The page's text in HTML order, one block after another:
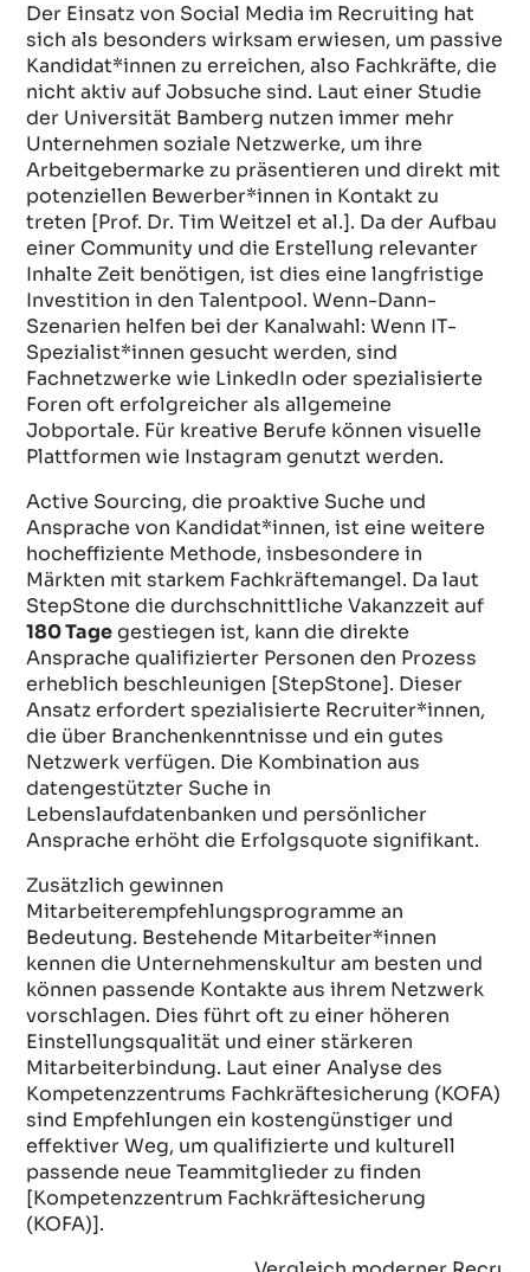
Der Einsatz von Social Media im Recruiting hat
sich als besonders wirksam erwiesen, um passive
Kandidat*innen zu erreichen, also Fachkräfte, die
nicht aktiv auf Jobsuche sind. Laut einer Studie
der Universität Bamberg nutzen immer mehr
Unternehmen soziale Netzwerke, um ihre
Arbeitgebermarke zu präsentieren und direkt mit
potenziellen Bewerber*innen in Kontakt zu
treten [Prof. Dr. Tim Weitzel et al.]. Da der Aufbau
einer Community und die Erstellung relevanter
Inhalte Zeit benötigen, ist dies eine langfristige
Investition in den Talentpool. Wenn-Dann-
Szenarien helfen bei der Kanalwahl: Wenn IT-
Spezialist*innen gesucht werden, sind
Fachnetzwerke wie LinkedIn oder spezialisierte
Foren oft erfolgreicher als allgemeine
Jobportale. Für kreative Berufe können visuelle
Plattformen wie Instagram genutzt werden.
Active Sourcing, die proaktive Suche und
Ansprache von Kandidat*innen, ist eine weitere
hocheffiziente Methode, insbesondere in
Märkten mit starkem Fachkräftemangel. Da laut
StepStone die durchschnittliche Vakanzzeit auf
180 Tagegestiegen ist, kann die direkte
Ansprache qualifizierter Personen den Prozess
erheblich beschleunigen [StepStone]. Dieser
Ansatz erfordert spezialisierte Recruiter*innen,
die über Branchenkenntnisse und ein gutes
Netzwerk verfügen. Die Kombination aus
datengestützter Suche in
Lebenslaufdatenbanken und persönlicher
Ansprache erhöht die Erfolgsquote signifikant.
Zusätzlich gewinnen
Mitarbeiterempfehlungsprogramme an
Bedeutung. Bestehende Mitarbeiter*innen
kennen die Unternehmenskultur am besten und
können passende Kontakte aus ihrem Netzwerk
vorschlagen. Dies führt oft zu einer höheren
Einstellungsqualität und einer stärkeren
Mitarbeiterbindung. Laut einer Analyse des
Kompetenzzentrums Fachkräftesicherung (KOFA)
sind Empfehlungen ein kostengünstiger und
effektiver Weg, um qualifizierte und kulturell
passende neue Teammitglieder zu finden
[Kompetenzzentrum Fachkräftesicherung
(KOFA)].